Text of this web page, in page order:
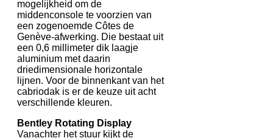
mogelijkheid om de
middenconsole te voorzien van
een zogenoemde Côtes de
Genève-afwerking. Die bestaat uit
een 0,6 millimeter dik laagje
aluminium met daarin
driedimensionale horizontale
lijnen. Voor de binnenkant van het
cabriodak is er de keuze uit acht
verschillende kleuren.
Bentley Rotating Display
Vanachter het stuur kijkt de